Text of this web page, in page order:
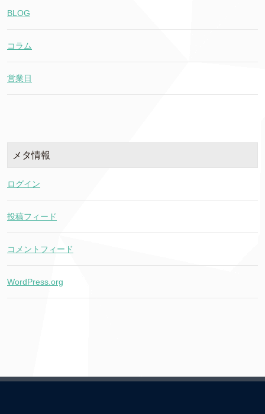
BLOG
コラム
営業日
メタ情報
ログイン
投稿フィード
コメントフィード
WordPress.org